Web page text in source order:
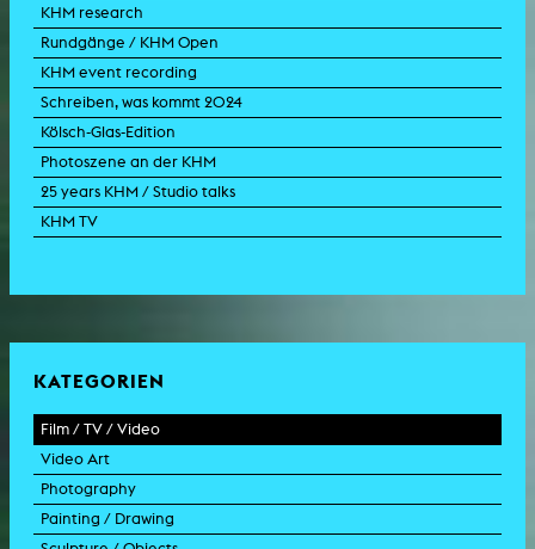
KHM research
Rundgänge / KHM Open
KHM event recording
Schreiben, was kommt 2024
Kölsch-Glas-Edition
Photoszene an der KHM
25 years KHM / Studio talks
KHM TV
KATEGORIEN
Film / TV / Video
feature film
documentary
documentary drama
Video Art
experimental film
video work
Photography
photographic work
Painting / Drawing